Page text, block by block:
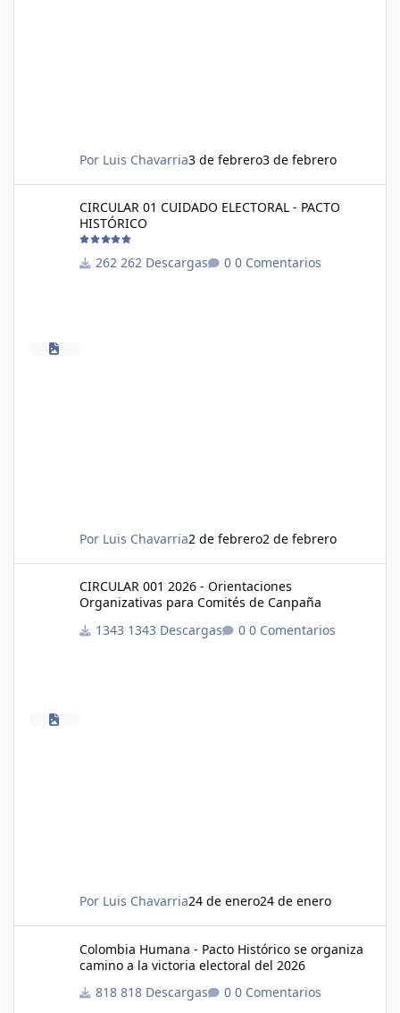
Por Luis Chavarria3 de febrero3 de febrero
CIRCULAR 01 CUIDADO ELECTORAL - PACTO
HISTÓRICO
262 Descargas 0 Comentarios
Por Luis Chavarria2 de febrero2 de febrero
CIRCULAR 001 2026 - Orientaciones
Organizativas para Comités de Canpaña
1343 Descargas
0 Comentarios
Por Luis Chavarria24 de enero24 de enero
Colombia Humana - Pacto Histórico se organiza
camino a la victoria electoral del 2026
818 Descargas
0 Comentarios